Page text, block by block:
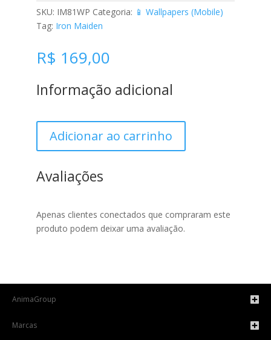
SKU: IM81WP Categoria: 📱 Wallpapers (Mobile)
Tag: Iron Maiden
R$ 169,00
Informação adicional
Adicionar ao carrinho
Avaliações
Apenas clientes conectados que compraram este
produto podem deixar uma avaliação.
AnimaGroup
Marcas